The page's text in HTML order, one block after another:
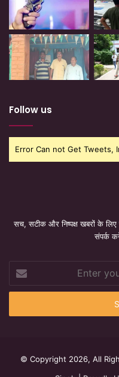
Follow us
Error Can not Get Tweets,
सच, सटीक और निष्पक्ष खबरों के
संपर्क
your
Email
© Copyright 2026, All